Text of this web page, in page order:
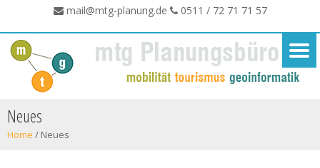
mail@mtg-planung.de 0511 / 72 71 71 57
Neues
Home / Neues